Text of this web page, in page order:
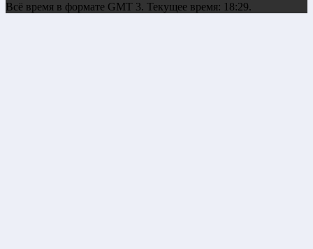
Всё время в формате GMT 3. Текущее время: 18:29.